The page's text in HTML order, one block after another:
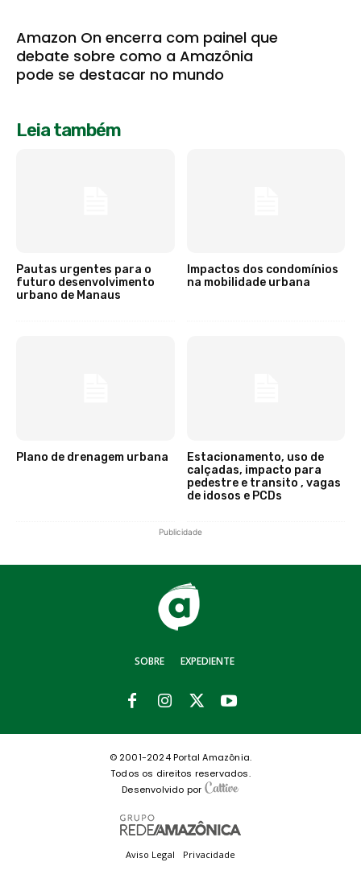
Amazon On encerra com painel que
debate sobre como a Amazônia
pode se destacar no mundo
Leia também
Pautas urgentes para o
futuro desenvolvimento
urbano de Manaus
Impactos dos condomínios
na mobilidade urbana
Plano de drenagem urbana
Estacionamento, uso de
calçadas, impacto para
pedestre e transito , vagas
de idosos e PCDs
Publicidade
SOBRE EXPEDIENTE
© 2001-2024 Portal Amazônia.
Todos os direitos reservados.
Desenvolvido por
Aviso Legal Privacidade